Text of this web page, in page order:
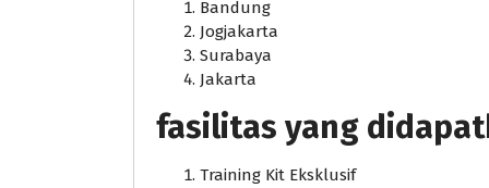
Bandung
Jogjakarta
Surabaya
Jakarta
fasilitas yang
Training Kit Eksklusif